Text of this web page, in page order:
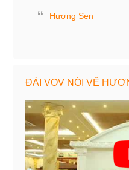
Hương Sen
ĐÀI VOV NÓI VỀ